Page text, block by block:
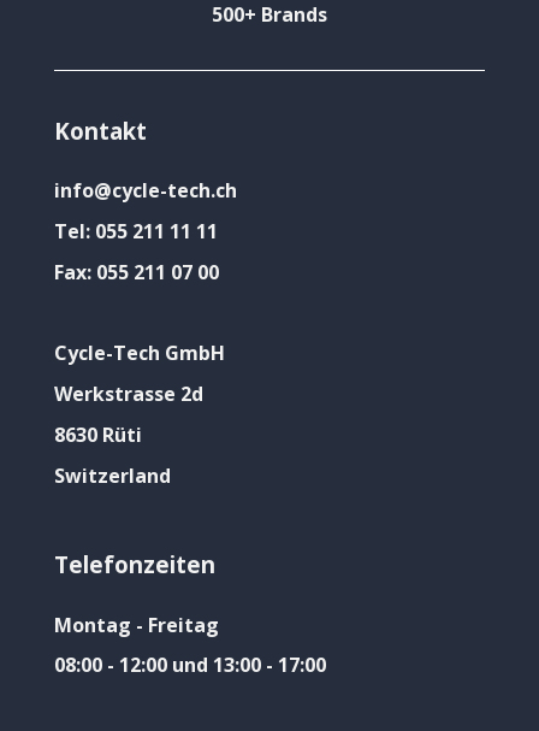
500+ Brands
Kontakt
info@cycle-tech.ch
Tel: 055 211 11 11
Fax: 055 211 07 00
Cycle-Tech GmbH
Werkstrasse 2d
8630 Rüti
Switzerland
Telefonzeiten
Montag - Freitag
08:00 - 12:00 und 13:00 - 17:00